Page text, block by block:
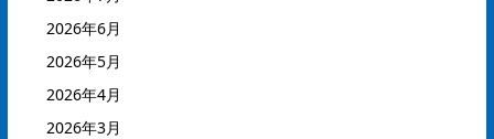
2026年6月
2026年5月
2026年4月
2026年3月